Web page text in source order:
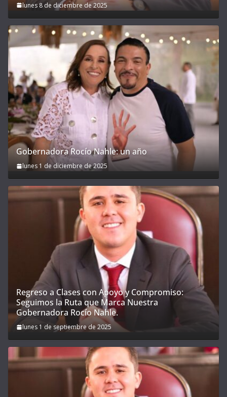
lunes 8 de diciembre de 2025
Gobernadora Rocío Nahle: un año
lunes 1 de diciembre de 2025
Regreso a Clases con Apoyo y Compromiso:
Seguimos la Ruta que Marca Nuestra
Gobernadora Rocío Nahle.
lunes 1 de septiembre de 2025